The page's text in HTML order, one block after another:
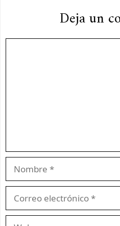
Deja un